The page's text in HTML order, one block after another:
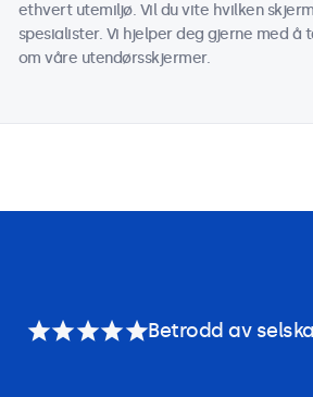
ethvert utemiljø. Vil du vite hvilken
spesialister. Vi hjelper deg gjerne med
om våre utendørsskjermer.
Betrodd av